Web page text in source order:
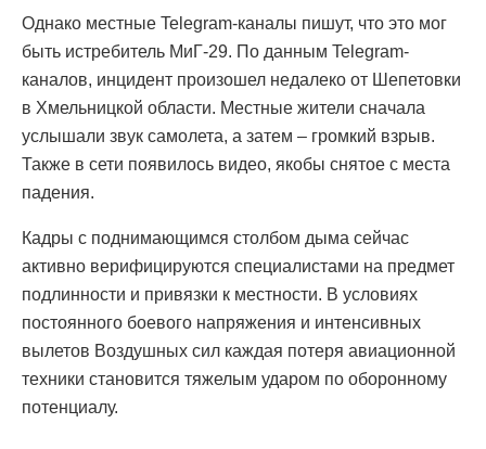
Однако местные Telegram-каналы пишут, что это мог
быть истребитель МиГ-29. По данным Telegram-
каналов, инцидент произошел недалеко от Шепетовки
в Хмельницкой области. Местные жители сначала
услышали звук самолета, а затем – громкий взрыв.
Также в сети появилось видео, якобы снятое с места
падения.
Кадры с поднимающимся столбом дыма сейчас
активно верифицируются специалистами на предмет
подлинности и привязки к местности. В условиях
постоянного боевого напряжения и интенсивных
вылетов Воздушных сил каждая потеря авиационной
техники становится тяжелым ударом по оборонному
потенциалу.